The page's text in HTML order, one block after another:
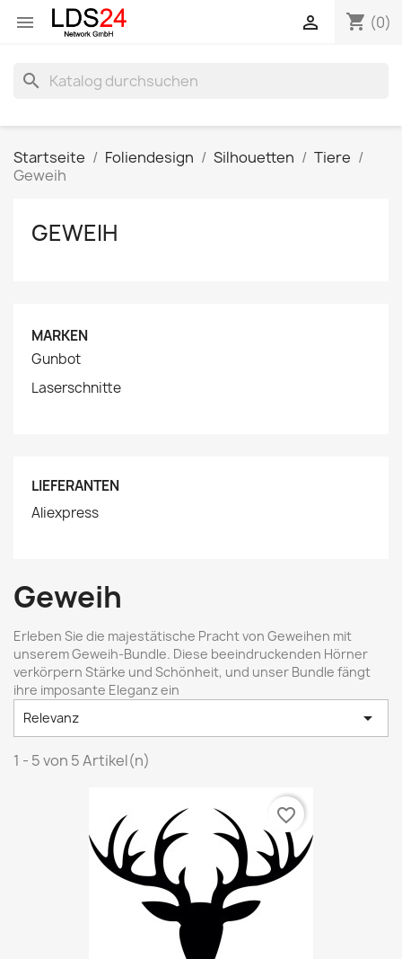
 shopping_cart (0)

search
Startseite Foliendesign Silhouetten
Tiere
Geweih
GEWEIH
MARKEN
Gunbot
Laserschnitte
LIEFERANTEN
Aliexpress
Geweih
Erleben Sie die majestätische Pracht von Geweihen mit
unserem Geweih-Bundle. Diese beeindruckenden Hörner
verkörpern Stärke und Schönheit, und unser Bundle fängt
ihre imposante Eleganz ein
Relevanz

1 - 5 von 5 Artikel(n)
favorite_border